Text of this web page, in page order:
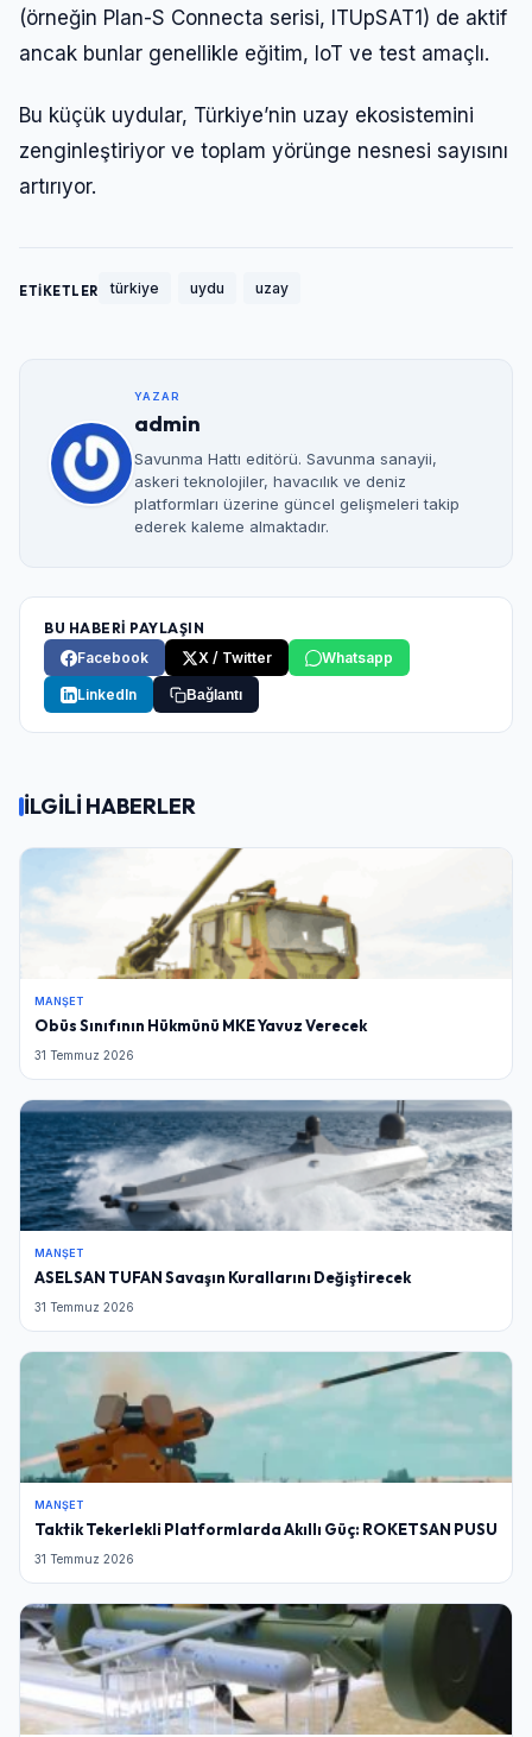
(örneğin Plan-S Connecta serisi, ITUpSAT1) de aktif
ancak bunlar genellikle eğitim, IoT ve test amaçlı.
Bu küçük uydular, Türkiye’nin uzay ekosistemini
zenginleştiriyor ve toplam yörünge nesnesi sayısını
artırıyor.
ETİKETLER türkiye uydu uzay
YAZAR
admin
Savunma Hattı editörü. Savunma sanayii,
askeri teknolojiler, havacılık ve deniz
platformları üzerine güncel gelişmeleri takip
ederek kaleme almaktadır.
BU HABERİ PAYLAŞIN
Facebook
X / Twitter Whatsapp
LinkedIn Bağlantı
İLGİLİ HABERLER
MANŞET
Obüs Sınıfının Hükmünü MKE Yavuz Verecek
31 Temmuz 2026
MANŞET
ASELSAN TUFAN Savaşın Kurallarını Değiştirecek
31 Temmuz 2026
MANŞET
Taktik Tekerlekli Platformlarda Akıllı Güç: ROKETSAN PUSU
31 Temmuz 2026